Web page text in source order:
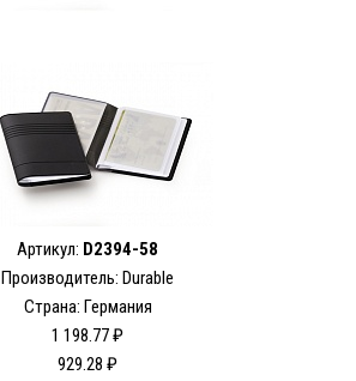
Артикул: D2394-58
Производитель: Durable
Страна: Германия
1 198.77 ₽
929.28 ₽